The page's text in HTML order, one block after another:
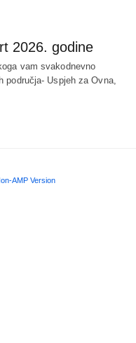
2026. godine
vam svakodnevno
područja- Uspjeh za Ovna,
AMP Version